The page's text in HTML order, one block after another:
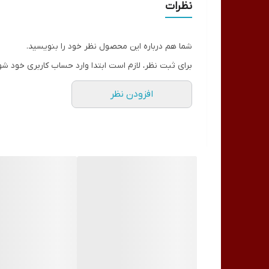
نظرات
شما هم درباره این محصول نظر خود را بنویسید.
برای ثبت نظر، لازم است ابتدا وارد حساب کاربری خود
افزودن نظر